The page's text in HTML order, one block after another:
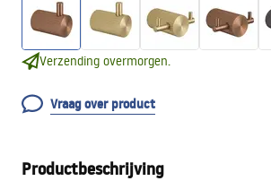
Verzending overmorgen.
Vraag over product
Productbeschrijving